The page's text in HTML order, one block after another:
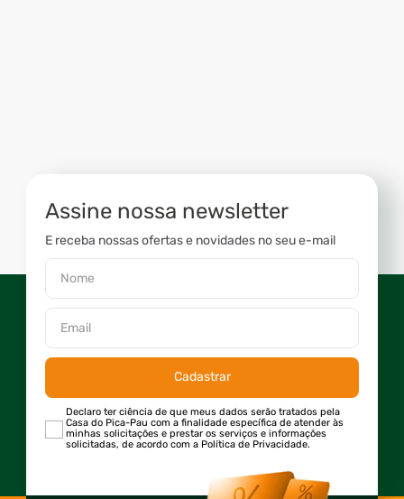
Assine nossa newsletter
E receba nossas ofertas e novidades no seu e-mail
Cadastrar
Declaro ter ciência de que meus dados serão tratados pela
Casa do Pica-Pau com a finalidade específica de atender às
minhas solicitações e prestar os serviços e informações
solicitadas, de acordo com a Política de Privacidade.